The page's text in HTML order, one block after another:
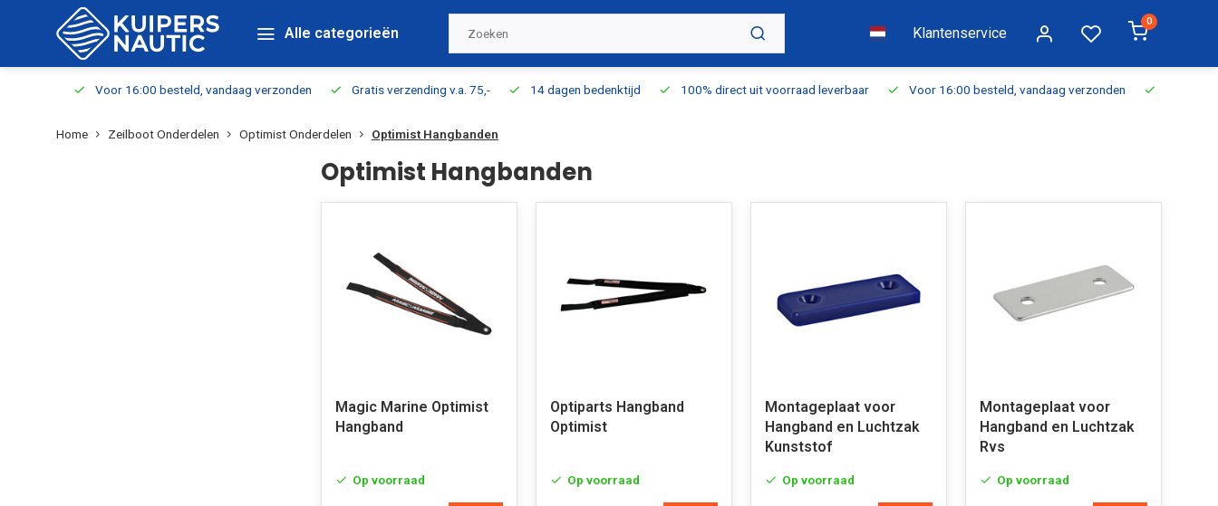
Alle categorieën Klantenservice
0
Voor 16:00 besteld, vandaag verzonden Gratis verzending v.a. 75,- 14 dagen bedenktijd 100% direct uit voorraad leverbaar Voor 16:00 besteld, vandaag verzonden Gratis
Home Zeilboot Onderdelen Optimist Onderdelen Optimist Hangbanden
Optimist Hangbanden
Magic Marine Optimist
Hangband
Op voorraad
Optiparts Hangband
Optimist
Op voorraad
Montageplaat voor
Hangband en Luchtzak
Kunststof
Op voorraad
Montageplaat voor
Hangband en Luchtzak
Rvs
Op voorraad